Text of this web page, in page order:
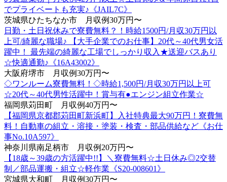
でプライベートも充実♪《JAIL7C》
茨城県ひたちなか市 月収例30万円〜
日勤・土日祝休みで寮費無料？！時給1500円/月収30万円以
上可/綺麗な職場♪ 【大手企業でのお仕事】20代～40代男女活
躍中！ 最先端の綺麗な工場でしっかり収入★送迎バスあり
☆快適通勤♪《16A43002》
大阪府堺市 月収例30万円〜
◇ワンルーム寮費無料！◇時給1,500円/月収30万円以上可
☆20代～40代男性活躍中！賞与有●エンジン組立作業☆
福岡県苅田町 月収例40万円〜
【福岡県京都郡苅田町新浜町】入社特典最大90万円！寮費無
料！自動車の組立・溶接・塗装・検査・部品供給など《お仕
事No.10A597》
神奈川県南足柄市 月収例20万円〜
【18歳～39歳の方活躍中!!】＼寮費無料☆土日休み◎2交替
制／部品運搬・組立☆軽作業《S20-008601》
宮城県大和町 月収例30万円〜